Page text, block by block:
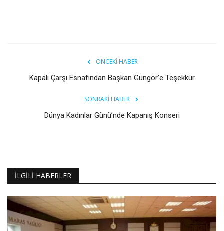
ÖNCEKI HABER
Kapalı Çarşı Esnafından Başkan Güngör’e Teşekkür
SONRAKI HABER
Dünya Kadınlar Günü’nde Kapanış Konseri
İLGILI HABERLER